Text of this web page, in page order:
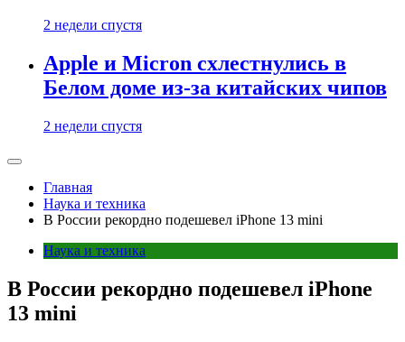
2 недели спустя
Apple и Micron схлестнулись в
Белом доме из-за китайских чипов
2 недели спустя
Главная
Наука и техника
В России рекордно подешевел iPhone 13 mini
Наука и техника
В России рекордно подешевел iPhone
13 mini